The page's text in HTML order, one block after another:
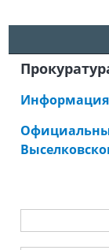
Поиск